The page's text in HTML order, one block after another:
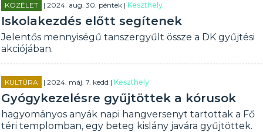
KÖZÉLET | 2024. aug. 30. péntek |Keszthely
Iskolakezdés előtt segítenek
Jelentős mennyiségű tanszergyűlt össze a DK gyűjtési
akciójában.
KULTÚRA | 2024. máj. 7. kedd |Keszthely
Gyógykezelésre gyűjtöttek a kórusok
hagyományos anyák napi hangversenyt tartottak a Fő
téri templomban, egy beteg kislány javára gyűjtöttek.